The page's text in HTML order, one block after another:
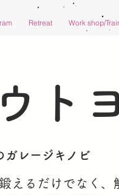
Retreat Work shop/
ト
ガレージキノビ
えるだけでなく、